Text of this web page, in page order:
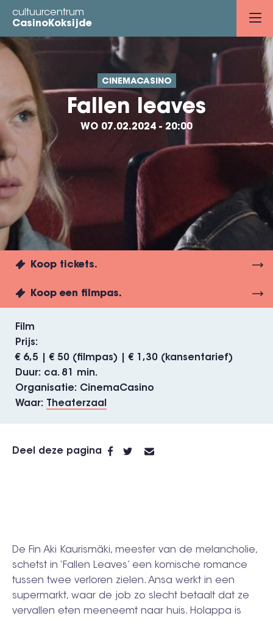
Overslaan
naar
de
inhoud
cultuurcentrum
CasinoKoksijde
CINEMACASINO
Fallen leaves
WO 07.02.2024 - 20:00
Koop tickets.
Koop een filmpas.
Film
Prijs
€ 6,5 | € 50 (filmpas) | € 1,30 (kansentarief)
Duur
ca. 81 min.
Organisatie
CinemaCasino
Waar
Theaterzaal
Deel deze pagina
De Fin Aki Kaurismäki, meester van de melancholie,
schetst in ‘Fallen Leaves’ een komische romance
tussen twee verloren zielen. Ansa werkt in een
supermarkt, waar de job zo slecht betaalt dat ze
vervallen eten meeneemt naar huis. Holappa is